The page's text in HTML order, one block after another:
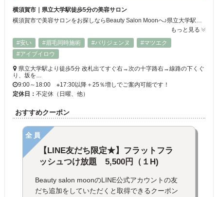
横須賀市｜県立大学駅徒歩5分の美容サロン
横須賀市で美容サロンをお探しならBeauty Salon Moonへ♪県立大学駅徒歩5分の好立地で通いやすく、コインパーキングも近くにあり便利◎ブラジリアンワックス・マツエク・脱毛・フェイシャルなど豊富なメニューをご用意。アットホームな空間で初めての方も安心してご利用いただけます♪
もっと見る
#安い
#眉毛同時施術 #パリジェンヌ
#マツエク
#アイブイロウ
県立大学駅より徒歩5分 改札出てすぐ右→次の十字路右→線路の下くぐ
り、坂を…
9:00～18:00 ※17:30以降＋25％増しでご案内可能です！
定休日： 不定休（日曜、他）
おすすめクーポン
全員
【LINE友だち限定★】フラットフラ
ッシュつけ放題 5,500円（１H)
Beauty salon moonのLINE公式アカウントの友
だち追加をしていただくと取得できるクーポン